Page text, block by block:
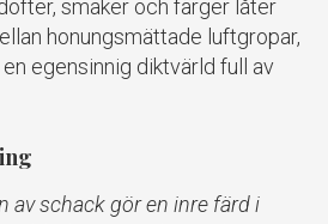
smaker och färger låter
honungsmättade luftgropar,
egensinnig diktvärld full av
av schack gör en inre färd i